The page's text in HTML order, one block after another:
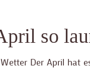
so
Der April hat